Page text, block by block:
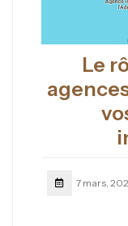
Le
7 mars,